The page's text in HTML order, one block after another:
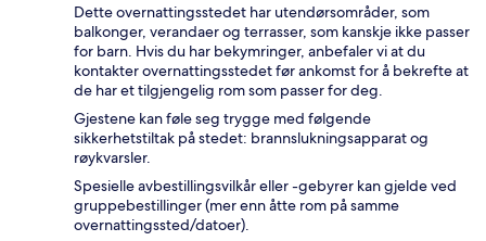
Dette overnattingsstedet har utendørsområder, som
balkonger, verandaer og terrasser, som kanskje ikke passer
for barn. Hvis du har bekymringer, anbefaler vi at du
kontakter overnattingsstedet før ankomst for å bekrefte at
de har et tilgjengelig rom som passer for deg.
Gjestene kan føle seg trygge med følgende
sikkerhetstiltak på stedet: brannslukningsapparat og
røykvarsler.
Spesielle avbestillingsvilkår eller -gebyrer kan gjelde ved
gruppebestillinger (mer enn åtte rom på samme
overnattingssted/datoer).